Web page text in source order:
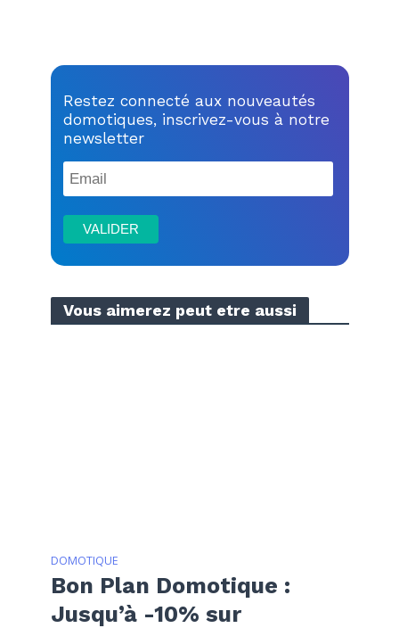
Restez connecté aux nouveautés
domotiques, inscrivez-vous à notre
newsletter
Vous aimerez peut etre aussi
DOMOTIQUE
Bon Plan Domotique :
Jusqu’à -10% sur